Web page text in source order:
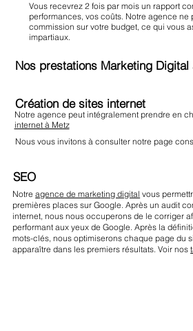
Nos prestations Marketing Digital
Création de sites internet
Notre agence peut intégralement prendre en
internet à Metz
SEO
Notreagence de marketing digital vous
premières places sur Google. Après un audit
internet, nous nous occuperons de le corriger
performant aux yeux de Google. Après la
mots-clés, nous optimiserons chaque page du
apparaître dans les premiers résultats. Voir nos
Nous vous invitons à consulter notre page
Vous recevrez 2 fois par mois un rapport
performances, vos coûts. Notre agence ne
commission sur votre budget, ce qui vous
impartiaux.